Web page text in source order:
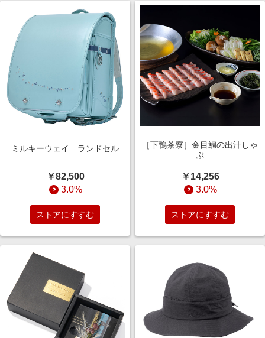
ミルキーウェイ ランドセル
￥82,500
3.0%
ストアにすすむ
［下鴨茶寮］金目鯛の出汁しゃ
ぶ
￥14,256
3.0%
ストアにすすむ